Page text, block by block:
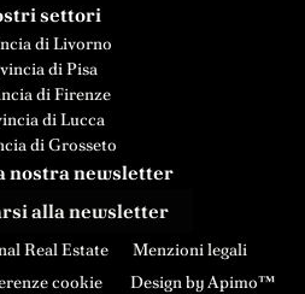
settori
di Livorno
di Pisa
di Firenze
di Lucca
di Grosseto
nostra newsletter
alla newsletter
Real Estate
Menzioni legali
cookie Design byApimo™